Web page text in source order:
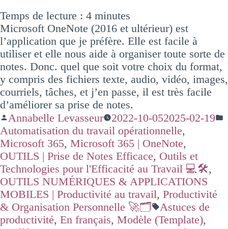
Temps de lecture : 4 minutes
Microsoft OneNote (2016 et ultérieur) est
l’application que je préfère. Elle est facile à
utiliser et elle nous aide à organiser toute sorte de
notes. Donc. quel que soit votre choix du format,
y compris des fichiers texte, audio, vidéo, images,
courriels, tâches, et j’en passe, il est très facile
d’améliorer sa prise de notes.
Annabelle Levasseur
2022-10-052025-02-19
Automatisation du travail opérationnelle,
Microsoft 365, Microsoft 365 | OneNote,
OUTILS | Prise de Notes Efficace, Outils et
Technologies pour l'Efficacité au Travail 💻🛠️,
OUTILS NUMÉRIQUES & APPLICATIONS
MOBILES | Productivité au travail, Productivité
& Organisation Personnelle 🚀🗂️
Astuces de
productivité, En français, Modèle (Template),